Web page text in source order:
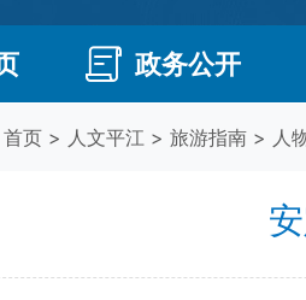
政务公开
首页 > 人文平江 > 旅游指南 > 人